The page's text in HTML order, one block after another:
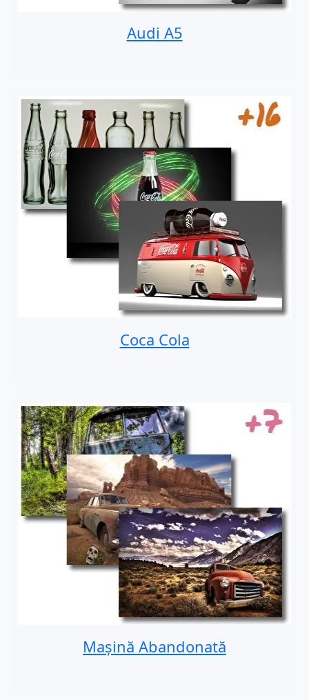
Audi A5
Coca Cola
Mașină Abandonată